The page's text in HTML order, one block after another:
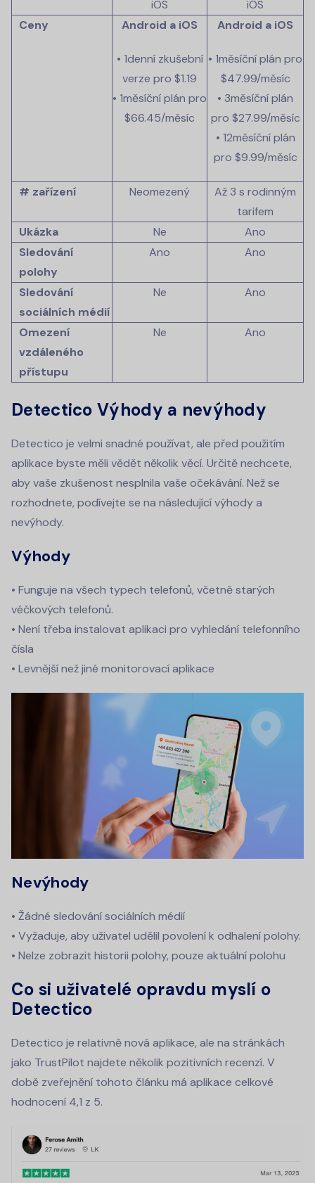
iOS
iOS
Ceny
Android a iOS
• 1denní zkušební
verze pro $1.19
• 1měsíční plán pro
$66.45/měsíc
Android a iOS
• 1měsíční plán pro
$47.99/měsíc
• 3měsíční plán
pro $27.99/měsíc
• 12měsíční plán
pro $9.99/měsíc
# zařízení Neomezený
Až 3 s rodinným
tarifem
Ukázka
Ne
Ano
Sledování
polohy
Ano Ano
Sledování
sociálních médií
Ne Ano
Omezení
vzdáleného
přístupu
Ne Ano
Detectico Výhody a nevýhody
Detectico je velmi snadné používat, ale před použitím
aplikace byste měli vědět několik věcí. Určitě nechcete,
aby vaše zkušenost nesplnila vaše očekávání. Než se
rozhodnete, podívejte se na následující výhody a
nevýhody.
Výhody
• Funguje na všech typech telefonů, včetně starých
véčkových telefonů.
• Není třeba instalovat aplikaci pro vyhledání telefonního
čísla
• Levnější než jiné monitorovací aplikace
Nevýhody
• Žádné sledování sociálních médií
• Vyžaduje, aby uživatel udělil povolení k odhalení polohy.
• Nelze zobrazit historii polohy, pouze aktuální polohu
Co si uživatelé opravdu myslí o
Detectico
Detectico je relativně nová aplikace, ale na stránkách
jako TrustPilot najdete několik pozitivních recenzí. V
době zveřejnění tohoto článku má aplikace celkové
hodnocení 4,1 z 5.